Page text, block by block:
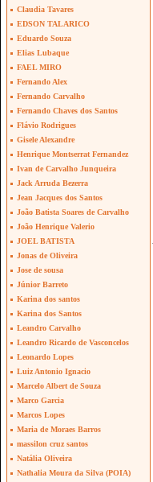
Claudia Tavares
EDSON TALARICO
Eduardo Souza
Elias Lubaque
FAEL MIRO
Fernando Alex
Fernando Carvalho
Fernando Chaves dos Santos
Flávio Rodrigues
Gisele Alexandre
Henrique Montserrat Fernandez
Ivan de Carvalho Junqueira
Jack Arruda Bezerra
Jean Jacques dos Santos
João Batista Soares de Carvalho
João Henrique Valerio
JOEL BATISTA
Jonas de Oliveira
Jose de sousa
Júnior Barreto
Karina dos santos
Karina dos Santos
Leandro Carvalho
Leandro Ricardo de Vasconcelos
Leonardo Lopes
Luiz Antonio Ignacio
Marcelo Albert de Souza
Marco Garcia
Marcos Lopes
Maria de Moraes Barros
massilon cruz santos
Natália Oliveira
Nathalia Moura da Silva (POIA)